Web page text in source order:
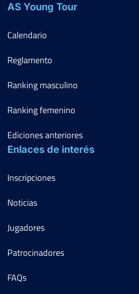
AS Young Tour
Calendario
Reglamento
Ranking masculino
Ranking femenino
Ediciones anteriores
Enlaces de interés
Inscripciones
Noticias
Jugadores
Patrocinadores
FAQs